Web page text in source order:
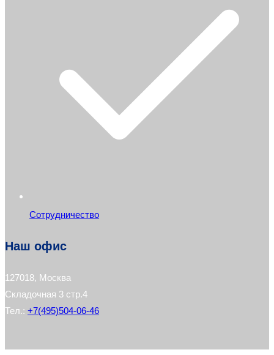
Сотрудничество
Наш офис
127018, Москва
Складочная 3 стр.4
Тел.: +7(495)504-06-46